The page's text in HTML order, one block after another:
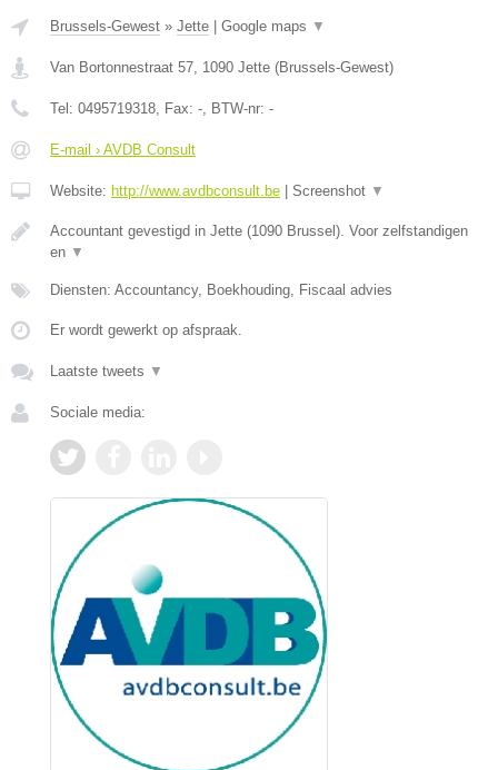
Brussels-Gewest » Jette | Google maps ▼
Van Bortonnestraat 57 1090 Jette (Brussels-Gewest)
Tel: 0495719318 , Fax: - , BTW-nr: -
E-mail › AVDB Consult
Website: http://www.avdbconsult.be | Screenshot ▼
Accountant gevestigd in Jette (1090 Brussel). Voor zelfstandigen
en ▼
Diensten: Accountancy, Boekhouding, Fiscaal advies
Er wordt gewerkt op afspraak.
Laatste tweets ▼
Sociale media: